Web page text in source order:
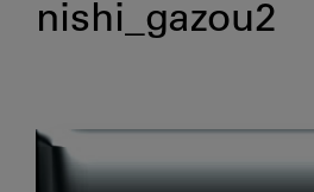
nishi_gazou2